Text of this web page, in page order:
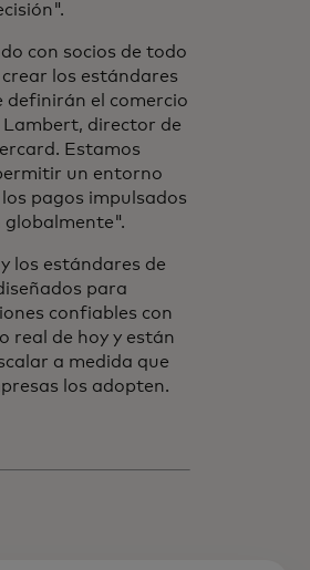
con socios de todo
los estándares
definirán el comercio
director de
Estamos
un entorno
pagos impulsados
globalmente".
los estándares de
para
confiables con
real de hoy y están
a medida que
los adopten.